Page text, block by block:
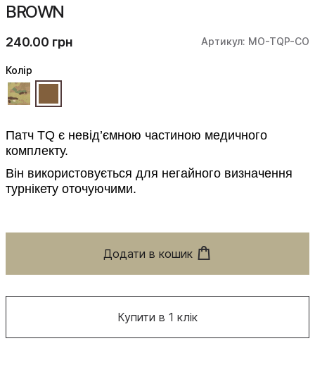
BROWN
240.00 грн Артикул: MO-TQP-CO
Патч TQ є невід’ємною частиною медичного
комплекту.
Він використовується для негайного визначення
турнікету оточуючими.
Колiр
Додати в кошик
Купити в 1 клік